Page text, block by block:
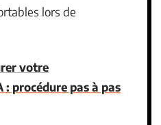
lors de
votre
procédure pas à pas